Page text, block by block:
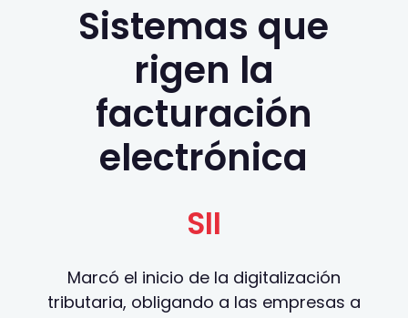
Sistemas que
rigen la
facturación
electrónica
SII
Marcó el inicio de la digitalización
tributaria, obligando a las empresas a